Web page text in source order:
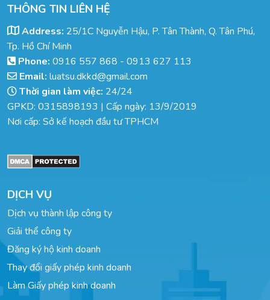
THÔNG TIN LIÊN HỆ
Address: 25/1C Nguyễn Hậu, P. Tân Thành, Q. Tân Phú,
Tp. Hồ Chí Minh
Phone: 0916 557 868 - 0913 627 113
Email: luatsu.dkkd@gmail.com
Thời gian làm việc: 24/24
GPKD: 0315898193 | Cấp ngày: 13/9/2019
Nơi cấp: Sở kế hoạch đầu tư TPHCM
DỊCH VỤ
Dịch vụ thành lập công ty
Giải thể công ty
Đăng ký hộ kinh doanh
Thay đổi giấy phép kinh doanh
Làm Giấy phép kinh doanh